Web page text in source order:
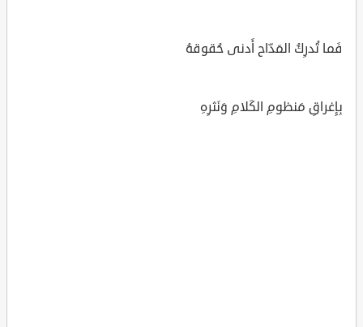
فَما تُدرِكُ المَدّاح أَدنى حُقوقهُ
بِإِغراقِ مَنظومِ الكَلامِ وَنَثرِهِ